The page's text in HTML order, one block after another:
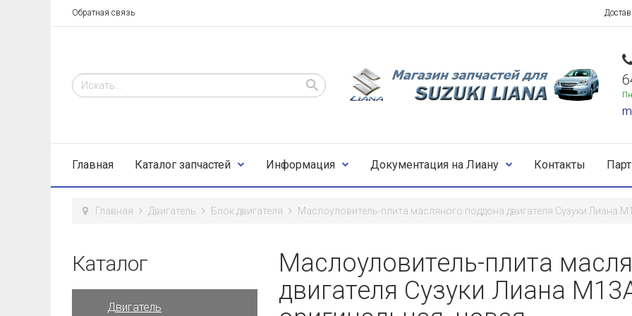
Обратная связь
Главная Каталог запчастей Информация Документация на Лиану Контакты
Главная Двигатель Блок двигателя Маcлоуловитель-плита масляного поддона двигателя Сузуки Лиана
Маcлоуловитель-плита
двигателя Сузуки Лиана
Каталог
Двигатель